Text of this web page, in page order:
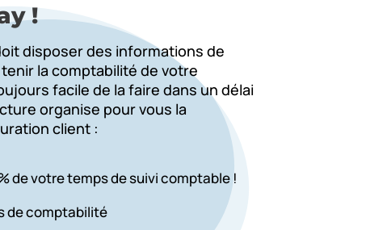
!
disposer des informations de
la comptabilité de votre
facile de la faire dans un délai
organise pour vous la
client :
de votre temps de suivi comptable !
de comptabilité